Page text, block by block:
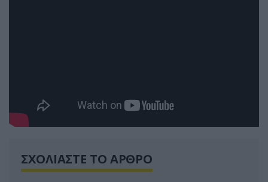
ΣΧΟΛΙΑΣΤΕ ΤΟ ΑΡΘΡΟ